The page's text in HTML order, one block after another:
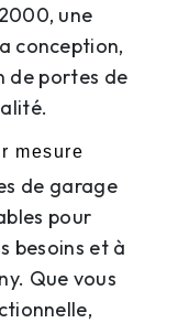
une
conception,
de portes de
mesure
de garage
pour
besoins et à
Que vous